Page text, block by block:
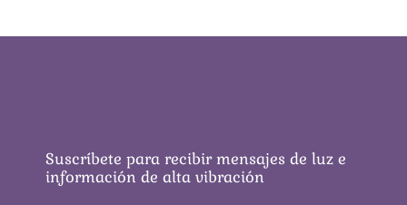
Suscríbete para recibir mensajes de luz e
información de alta vibración